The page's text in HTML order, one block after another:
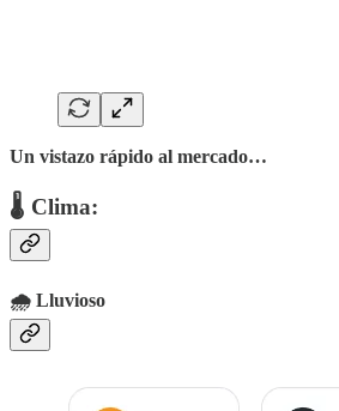
Un vistazo rápido al mercado…
🌡 Clima:
🌧️ Lluvioso